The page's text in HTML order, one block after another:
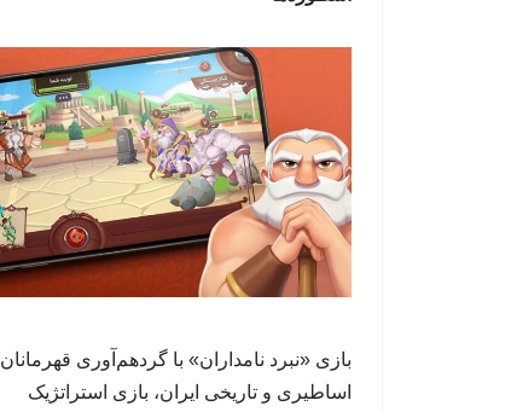
بازی «نبرد نامداران» با گردهم‌آوری قهرمانان
اساطیری و تاریخی ایران، بازی استراتژیک